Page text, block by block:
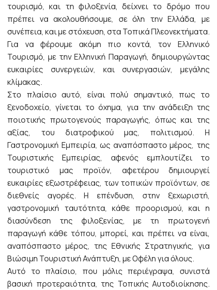
τουρισμό, και τη φιλοξενία, δείχνει το δρόμο που
πρέπει να ακολουθήσουμε, σε όλη την Ελλάδα, με
συνέπεια, και με στόχευση, στα Τοπικά Πλεονεκτήματα.
Για να φέρουμε ακόμη πιο κοντά, τον Ελληνικό
Τουρισμό, με την Ελληνική Παραγωγή, δημιουργώντας
ευκαιρίες συνεργειών, και συνεργασιών, μεγάλης
κλίμακας.
Στο πλαίσιο αυτό, είναι πολύ σημαντικό, πως το
ξενοδοχείο, γίνεται το όχημα, για την ανάδειξη της
ποιοτικής πρωτογενούς παραγωγής, όπως και της
αξίας, του διατροφικού μας, πολιτισμού. Η
Γαστρονομική Εμπειρία, ως αναπόσπαστο μέρος, της
Τουριστικής Εμπειρίας, αφενός εμπλουτίζει το
τουριστικό μας προϊόν, αφετέρου δημιουργεί
ευκαιρίες εξωστρέφειας, των τοπικών προϊόντων, σε
διεθνείς αγορές. Η επένδυση, στην ξεχωριστή,
γαστρονομική ταυτότητα, κάθε προορισμού, και η
διασύνδεση της φιλοξενίας, με τη πρωτογενή
παραγωγή κάθε τόπου, μπορεί, και πρέπει να είναι,
αναπόσπαστο μέρος, της Εθνικής Στρατηγικής, για
Βιώσιμη Τουριστική Ανάπτυξη, με Οφέλη για όλους.
Αυτό το πλαίσιο, που μόλις περιέγραψα, συνιστά
βασική προτεραιότητα, της Τοπικής Αυτοδιοίκησης.